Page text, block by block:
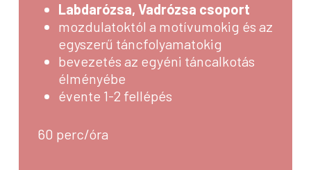
Labdarózsa, Vadrózsa csoport
mozdulatoktól a motívumokig és az
egyszerű táncfolyamatokig
bevezetés az egyéni táncalkotás
élményébe
évente 1-2 fellépés
60 perc/óra